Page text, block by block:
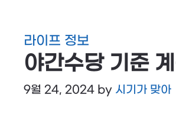
라이프 정보
야간수당 기준
9월 24, 2024 by 시기가 맞아